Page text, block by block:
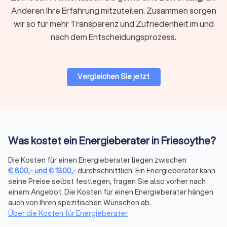
Energieeinsparungen zu überprüfen.
Trustlocal ermöglicht es Ihnen, schnell und unkompliziert
vertrauenswürdige Energieberater in Ihrer Nähe zu finden. Auf
Spezialisierte Energieberater für
verschiedene Bedürfnisse in Friesoythe
Energieberater für Wohngebäude
Energieberater, die sich auf Wohngebäude spezialisiert
Anderen Ihre Erfahrung mitzuteilen. Zusammen sorgen
wir so für mehr Transparenz und Zufriedenheit im und
nach dem Entscheidungsprozess.
Vergleichen Sie jetzt
Was kostet ein Energieberater in Friesoythe?
Die Kosten für einen Energieberater liegen zwischen
€800,-und€1300,-durchschnittlich. Ein Energieberater kann
seine Preise selbst festlegen, fragen Sie also vorher nach
einem Angebot. Die Kosten für einen Energieberater hängen
auch von Ihren spezifischen Wünschen ab.
Über die Kosten für Energieberater